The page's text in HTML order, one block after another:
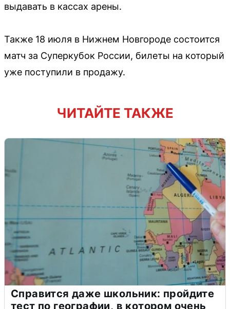
выдавать в кассах арены.
Также 18 июля в Нижнем Новгороде состоится
матч за Суперкубок России, билеты на который
уже поступили в продажу.
ЧИТАЙТЕ ТАКЖЕ
Справится даже школьник: пройдите
тест по географии, в котором очень